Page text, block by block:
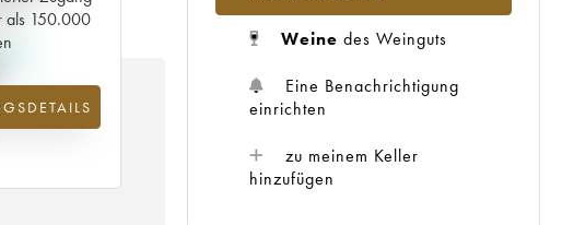
als 150.000
2015 im
Jahr 2025
Weine des Weinguts
Eine Benachrichtigung
einrichten
zu meinem Keller
hinzufügen